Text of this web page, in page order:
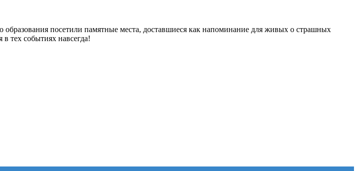
посетили памятные места, доставшиеся как напоминание для живых о страшных
тех событиях навсегда!